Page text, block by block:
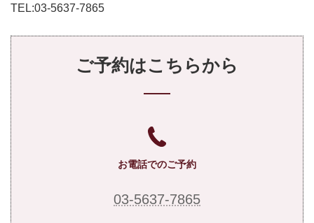
TEL:03-5637-7865
ご予約はこちらから
お電話でのご予約
03-5637-7865